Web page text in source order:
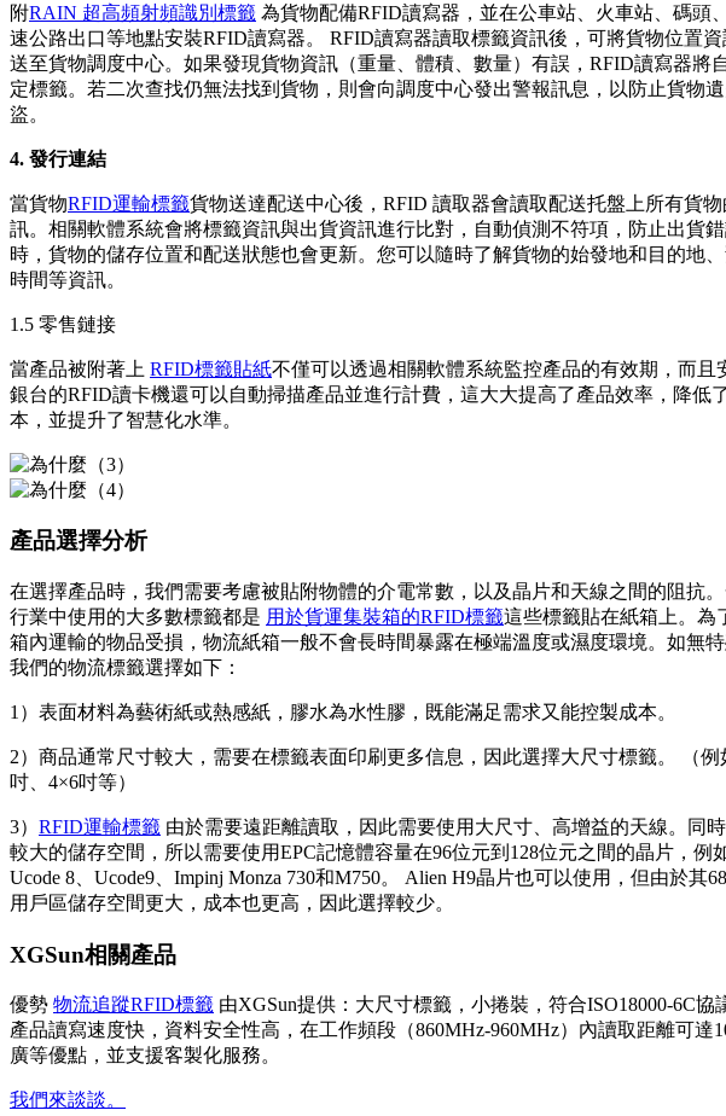
附RAIN 超高頻射頻識別標籤 為貨物配備RFID讀寫器，並在公車站、火車站、碼頭
速公路出口等地點安裝RFID讀寫器。 RFID讀寫器讀取標籤資訊後，可將貨物位置
送至貨物調度中心。如果發現貨物資訊（重量、體積、數量）有誤，RFID讀寫器將
定標籤。若二次查找仍無法找到貨物，則會向調度中心發出警報訊息，以防止貨物
盜。
4. 發行連結
當貨物RFID運輸標籤貨物送達配送中心後，RFID 讀取器會讀取配送托盤上所有貨
訊。相關軟體系統會將標籤資訊與出貨資訊進行比對，自動偵測不符項，防止出貨錯
時，貨物的儲存位置和配送狀態也會更新。您可以隨時了解貨物的始發地和目的地
時間等資訊。
1.5 零售鏈接
當產品被附著上 RFID標籤貼紙不僅可以透過相關軟體系統監控產品的有效期，而且
銀台的RFID讀卡機還可以自動掃描產品並進行計費，這大大提高了產品效率，降低
本，並提升了智慧化水準。
產品選擇分析
在選擇產品時，我們需要考慮被貼附物體的介電常數，以及晶片和天線之間的阻抗
行業中使用的大多數標籤都是 用於貨運集裝箱的RFID標籤這些標籤貼在紙箱上。為
箱內運輸的物品受損，物流紙箱一般不會長時間暴露在極端溫度或濕度環境。如無特
我們的物流標籤選擇如下：
1）表面材料為藝術紙或熱感紙，膠水為水性膠，既能滿足需求又能控製成本。
2）商品通常尺寸較大，需要在標籤表面印刷更多信息，因此選擇大尺寸標籤。 （例
吋、4×6吋等）
3） RFID運輸標籤 由於需要遠距離讀取，因此需要使用大尺寸、高增益的天線。同
較大的儲存空間，所以需要使用EPC記憶體容量在96位元到128位元之間的晶片，例
Ucode 8、Ucode9、Impinj Monza 730和M750。 Alien H9晶片也可以使用，但由於其
用戶區儲存空間更大，成本也更高，因此選擇較少。
XGSun相關產品
優勢 物流追蹤RFID標籤 由XGSun提供：大尺寸標籤，小捲裝，符合ISO18000-6C
產品讀寫速度快，資料安全性高，在工作頻段（860MHz-960MHz）內讀取距離可
廣等優點，並支援客製化服務。
我們來談談。